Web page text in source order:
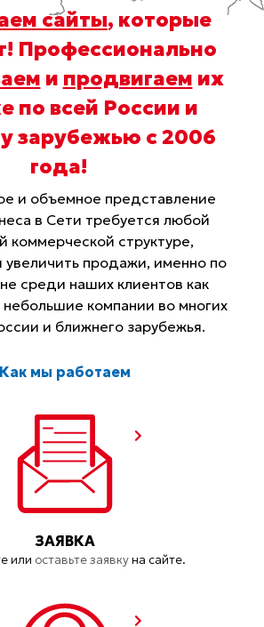
сайты, которые
Профессионально
и продвигаем их
по всей России и
зарубежью с 2006
года!
и объемное представление
в Сети требуется любой
коммерческой структуре,
продажи, именно по
среди наших клиентов как
небольшие компании во многих
и ближнего зарубежья.
Как мы работаем
ЗАЯВКА
или оставьте заявкуна сайте.